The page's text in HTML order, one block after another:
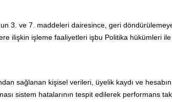
3. ve 7. maddeleri dairesince, geri
ilişkin işleme faaliyetleri işbu Politika hükümleri ile
sağlanan kişisel verileri, üyelik kaydı ve
sistem hatalarının tespit edilerek performans